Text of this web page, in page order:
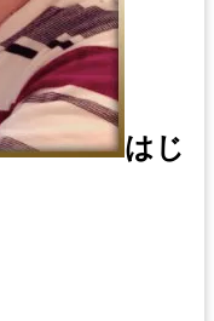
はじ